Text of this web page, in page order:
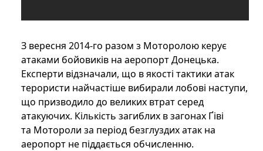
З вересня 2014-го разом з Моторолою керує
атаками бойовиків на аеропорт Донецька.
Експерти відзначали, що в якості тактики атак
терористи найчастіше вибирали лобові наступи,
що призводило до великих втрат серед
атакуючих. Кількість загиблих в загонах Ґіві
та Мотороли за період безглуздих атак на
аеропорт не піддається обчисленню.